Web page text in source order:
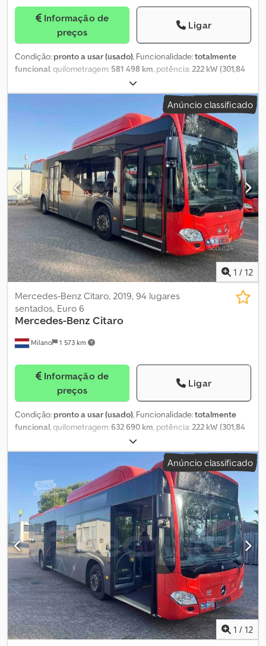
Informação de
preços
Ligar
Condição: pronto a usar (usado), Funcionalidade:totalmente
funcional, quilometragem: 581 498 km, potência:222 kW (301,84
, tipo de combustível:
número de lugares:35, número de lugares em pé:59, tipo de
, configuração de eixo:2 eixos, próxima
, classe de emissão:Euro 6, tamanho do
275/70 R22.5, comprimento total:12 140 mm, Equipamento:
ABS, adaptado para pessoas com deficiência, aquecedor
estacionário, ar condicionado, controlo de tração, Autocarro
urbano – Mercedes-Benz Citaro Dados técnicos: - Primeiro
registo: 2019 - Quilómetros: 581.498 - Lugares sentados: 94 -
Norma de emissões: Euro 6 - Combustível: Híbrido - Transmissão:
Automática - Potência: 222 kW (302 CV) - Comprimento: 12,14 m -
Eixos: 2 - Motor: Mercedes-Benz - Validade da inspeção técnica
principal: 09-03-2027 Equipamento: - Ar condicionado - ABS - ASR
- Rampa para cadeiras de rodas - Monitores Dsdpfx Aezqv
Sbeanjck - Aquecimento auxiliar À venda pela Fleequid, o
mercado europeu de autocarros usados.
Anúncio classificado
1 / 12
Milano 1 573 km
Mercedes-Benz Citaro, 2019, 94 lugares
sentados, Euro 6
Mercedes-Benz Citaro
Informação de
preços
Ligar
Condição: pronto a usar (usado), Funcionalidade:totalmente
funcional, quilometragem:632 690 km, potência:222 kW (301,84
, tipo de combustível:
número de lugares:35, número de lugares em pé:59, tipo de
, configuração de eixo:2 eixos, próxima
02/2027, classe de emissão:Euro 6, tamanho do
pneu:275/70 R22.5, comprimento total: 12 140 mm, Equipamento:
ABS, adaptado para pessoas com deficiência, aquecedor
estacionário, ar condicionado, controlo de tração, Autocarro
urbano – Mercedes-Benz Citaro Dados técnicos: - Primeira
matrícula: 2019 - Quilometragem: 632.690 km - Número de
lugares: 94 - Norma Euro: Euro 6 - Combustível: Híbrido -
Transmissão: Automática - Potência: 222 kW (302 CV) -
Comprimento: 12,14 m - Eixos: 2 Dedpfxszqv R Rj Aansck - Motor:
Mercedes-Benz - Inspeção técnica principal válida até:
26/02/2027 Equipamento: - Ar condicionado - ABS - ASR - Rampa
para cadeiras de rodas - Monitores - Aquecimento auxiliar
Vendido pela Fleequid, o mercado europeu de autocarros
usados.
Anúncio classificado
1 / 12